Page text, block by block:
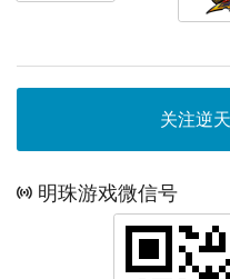
关注逆
明珠游戏微信号